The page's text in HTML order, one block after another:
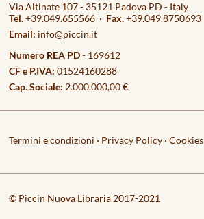
Via Altinate 107 - 35121 Padova PD - Italy
Tel.+39.049.655566 · Fax.+39.049.8750693
Email: info@piccin.it
Numero REA PD- 169612
CF e P.IVA: 01524160288
Cap. Sociale: 2.000.000,00 €
Termini e condizioni · Privacy Policy ·Cookies
© Piccin Nuova Libraria 2017-2021